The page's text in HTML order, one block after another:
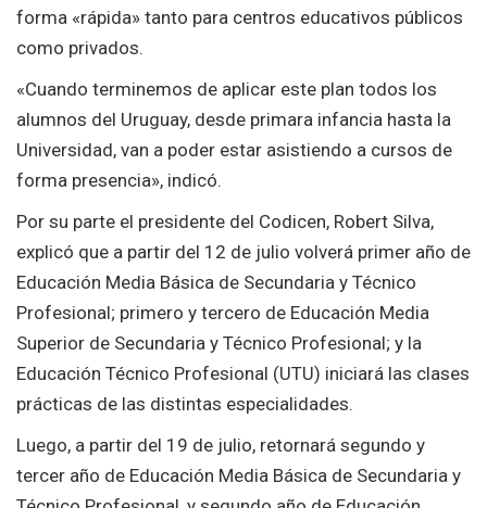
forma «rápida» tanto para centros educativos públicos
como privados.
«Cuando terminemos de aplicar este plan todos los
alumnos del Uruguay, desde primara infancia hasta la
Universidad, van a poder estar asistiendo a cursos de
forma presencia», indicó.
Por su parte el presidente del Codicen, Robert Silva,
explicó que a partir del 12 de julio volverá primer año de
Educación Media Básica de Secundaria y Técnico
Profesional; primero y tercero de Educación Media
Superior de Secundaria y Técnico Profesional; y la
Educación Técnico Profesional (UTU) iniciará las clases
prácticas de las distintas especialidades.
Luego, a partir del 19 de julio, retornará segundo y
tercer año de Educación Media Básica de Secundaria y